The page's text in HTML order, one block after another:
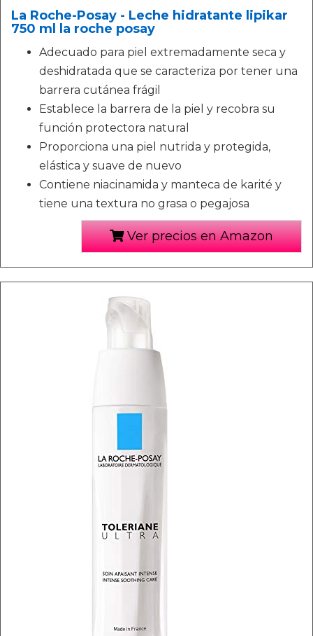
La Roche-Posay - Leche hidratante lipikar
750 ml la roche posay
Adecuado para piel extremadamente seca y
deshidratada que se caracteriza por tener una
barrera cutánea frágil
Establece la barrera de la piel y recobra su
función protectora natural
Proporciona una piel nutrida y protegida,
elástica y suave de nuevo
Contiene niacinamida y manteca de karité y
tiene una textura no grasa o pegajosa
Ver precios en Amazon